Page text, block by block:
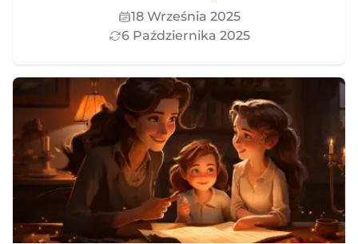
18 Września 2025
6 Października 2025